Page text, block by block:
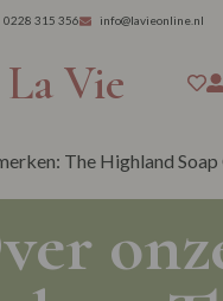
0228 315 356 info@lavieonline.nl
La Vie
The Highland